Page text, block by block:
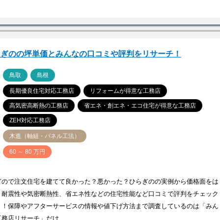
のの坪単価とみんなの口コミや評判をリサーチ！
鳥取 島根
長期優良住宅対応工務店 リフォームが得意な工務店
高気密高断熱の工務店 省エネ・創エネ・エコ住宅が得意な工務店
ZEH対応工務店
木造（軸組・パネル工法）
60 ～ 80 万円
ので注文住宅を建てて良かった？悪かった？ひらぎのの実例から価格面をは
耐震性や気密断熱性、省エネ性などの住宅性能など口コミで評判をチェック
！保障やアフターサービスの情報や値下げ方法まで調査しているのは「みん
務店リサーチ」だけ…